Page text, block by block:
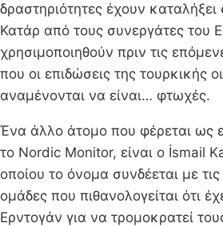
δραστηριότητες έχουν
Κατάρ από τους συνεργάτες του
χρησιμοποιηθούν πριν τις
που οι επιδώσεις της τουρκικής
αναμένονται να είναι… φτωχές.
Ένα άλλο άτομο που φέρεται ως
το Nordic Monitor, είναι ο İsmail
οποίου το όνομα συνδέεται με
ομάδες που πιθανολογείται ότι
Ερντογάν για να τρομοκρατεί